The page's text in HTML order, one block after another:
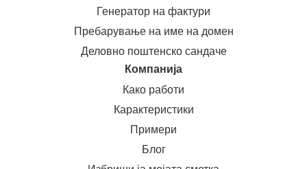
Генератор на фактури
Пребарување на име на домен
Деловно поштенско сандаче
Компанија
Како работи
Карактеристики
Примери
Блог